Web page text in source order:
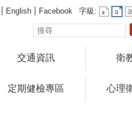
English Facebook
字級:
交通資訊 衛
定期健檢專區 心理